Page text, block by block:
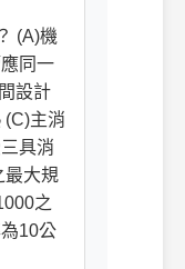
(A)機
同一
設計
(C)主消
具消
最大規
之
10公